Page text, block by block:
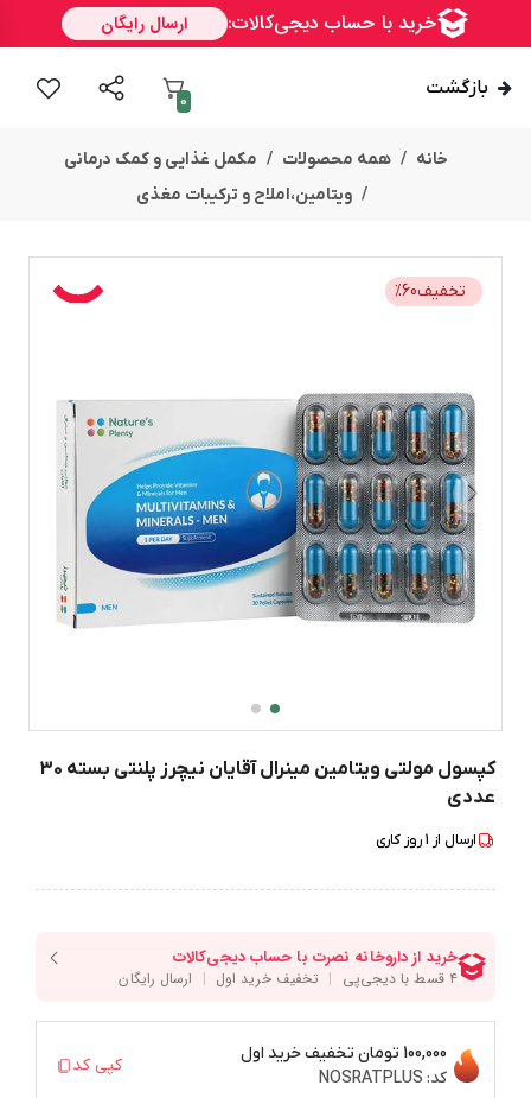
بازگشت
0
خانه همه محصولات
مکمل غذایی و کمک درمانی
ویتامین،املاح و ترکیبات مغذی
تخفیف %60
کپسول مولتی ویتامین مینرال آقایان نیچرز پلنتی بسته 30
عددی
ارسال از 1روز کاری
100,000 تومان
تخفیف خرید اول
کد: NOSRATPLUS
کپی کد